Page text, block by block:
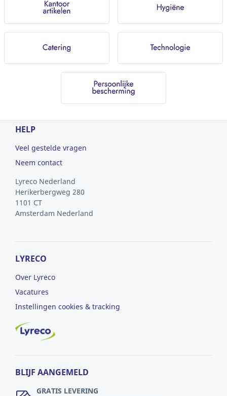
HELP
Veel gestelde vragen
Neem contact
Lyreco Nederland
Herikerbergweg 280
1101 CT
Amsterdam Nederland
LYRECO
Over Lyreco
Vacatures
Instellingen cookies & tracking
BLIJF AANGEMELD
GRATIS LEVERING